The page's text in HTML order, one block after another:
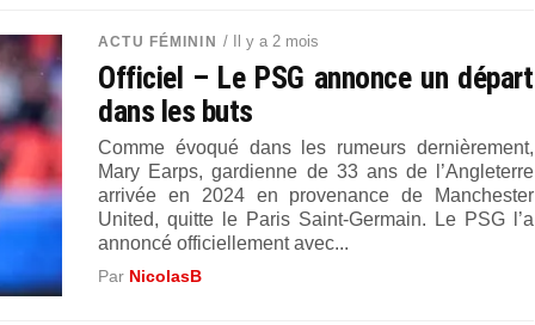
ACTU FÉMININ / Il y a 2 mois
Officiel – Le PSG annonce un départ
dans les buts
Comme évoqué dans les rumeurs dernièrement,
Mary Earps, gardienne de 33 ans de l’Angleterre
arrivée en 2024 en provenance de Manchester
United, quitte le Paris Saint-Germain. Le PSG l’a
annoncé officiellement avec...
Par NicolasB